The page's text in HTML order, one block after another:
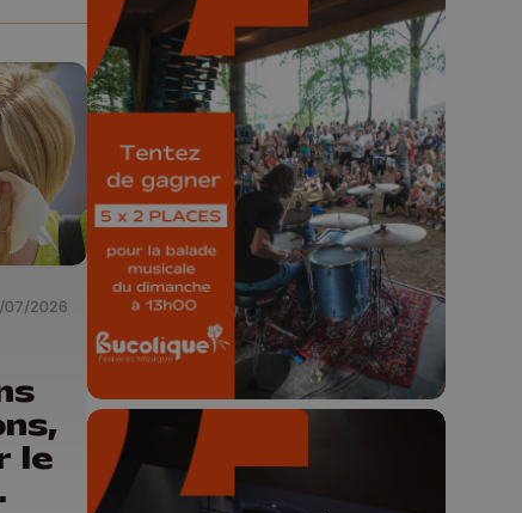
07/2026
le
🎁 Gagnez 5x2
places pour le
Bucolique Ferrières
Festival 🌿🎶
Concours valable jusqu'au 9 août,
23h59.